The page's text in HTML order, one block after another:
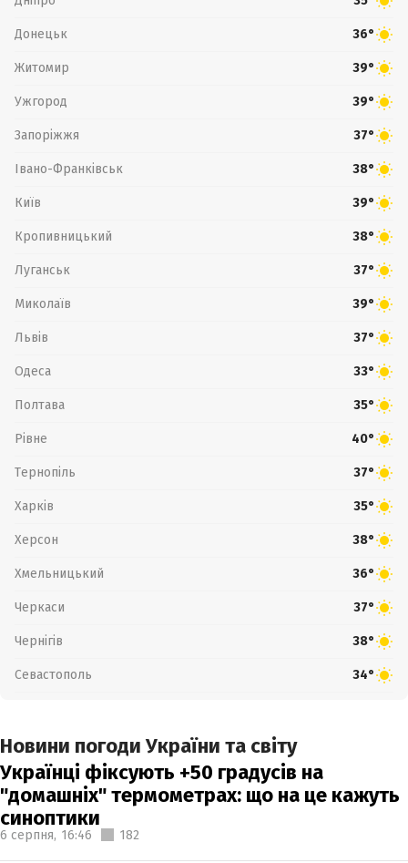
Донецьк 36°
Житомир 39°
Ужгород 39°
Запоріжжя 37°
Івано-Франківськ 38°
Київ 39°
Кропивницький 38°
Луганськ 37°
Миколаїв 39°
Львів 37°
Одеса 33°
Полтава 35°
Рівне 40°
Тернопіль 37°
Харків 35°
Херсон 38°
Хмельницький 36°
Черкаси 37°
Чернігів 38°
Севастополь 34°
Новини погоди України та світу
Українці фіксують +50 градусів на
"домашніх" термометрах: що на це кажуть
синоптики
6 серпня, 16:46 182